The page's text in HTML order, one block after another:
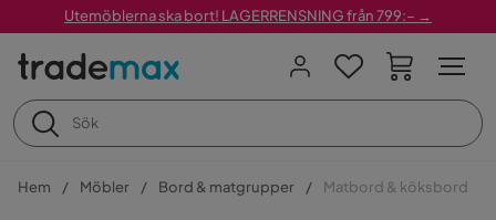
Utemöblerna ska bort! LAGERRENSNING från 799:– →
Hem Möbler Bord & matgrupper Matbord & köksbord